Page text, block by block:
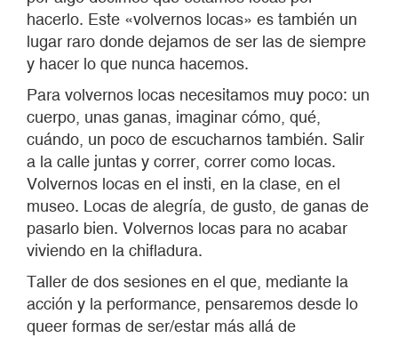
hacerlo. Este «volvernos locas» es también un
lugar raro donde dejamos de ser las de siempre
y hacer lo que nunca hacemos.
Para volvernos locas necesitamos muy poco: un
cuerpo, unas ganas, imaginar cómo, qué,
cuándo, un poco de escucharnos también. Salir
a la calle juntas y correr, correr como locas.
Volvernos locas en el insti, en la clase, en el
museo. Locas de alegría, de gusto, de ganas de
pasarlo bien. Volvernos locas para no acabar
viviendo en la chifladura.
Taller de dos sesiones en el que, mediante la
acción y la performance, pensaremos desde lo
queer formas de ser/estar más allá de